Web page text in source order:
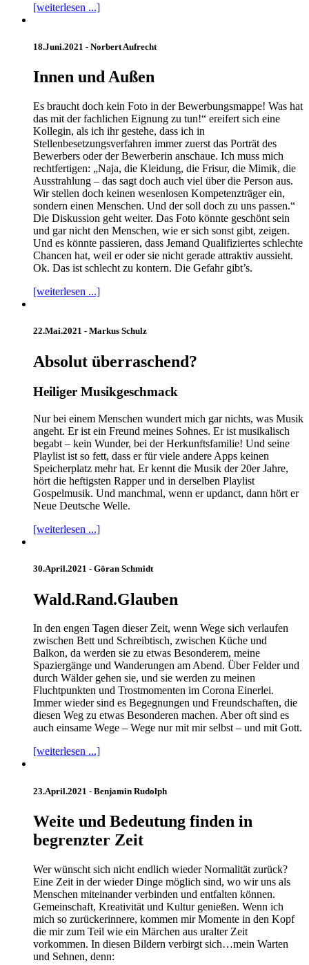
[weiterlesen ...]
18.Juni.2021 - Norbert Aufrecht
Innen und Außen
Es braucht doch kein Foto in der Bewerbungsmappe! Was hat
das mit der fachlichen Eignung zu tun!“ ereifert sich eine
Kollegin, als ich ihr gestehe, dass ich in
Stellenbesetzungsverfahren immer zuerst das Porträt des
Bewerbers oder der Bewerberin anschaue. Ich muss mich
rechtfertigen: „Naja, die Kleidung, die Frisur, die Mimik, die
Ausstrahlung – das sagt doch auch viel über die Person aus.
Wir stellen doch keinen wesenlosen Kompetenzträger ein,
sondern einen Menschen. Und der soll doch zu uns passen.“
Die Diskussion geht weiter. Das Foto könnte geschönt sein
und gar nicht den Menschen, wie er sich sonst gibt, zeigen.
Und es könnte passieren, dass Jemand Qualifiziertes schlechte
Chancen hat, weil er oder sie nicht gerade attraktiv aussieht.
Ok. Das ist schlecht zu kontern. Die Gefahr gibt’s.
[weiterlesen ...]
22.Mai.2021 - Markus Schulz
Absolut überraschend?
Heiliger Musikgeschmack
Nur bei einem Menschen wundert mich gar nichts, was Musik
angeht. Er ist ein Freund meines Sohnes. Er ist musikalisch
begabt – kein Wunder, bei der Herkunftsfamilie! Und seine
Playlist ist so fett, dass er für viele andere Apps keinen
Speicherplatz mehr hat. Er kennt die Musik der 20er Jahre,
hört die heftigsten Rapper und in derselben Playlist
Gospelmusik. Und manchmal, wenn er updanct, dann hört er
Neue Deutsche Welle.
[weiterlesen ...]
30.April.2021 - Göran Schmidt
Wald.Rand.Glauben
In den engen Tagen dieser Zeit, wenn Wege sich verlaufen
zwischen Bett und Schreibtisch, zwischen Küche und
Balkon, da werden sie zu etwas Besonderem, meine
Spaziergänge und Wanderungen am Abend. Über Felder und
durch Wälder gehen sie, und sie werden zu meinen
Fluchtpunkten und Trostmomenten im Corona Einerlei.
Immer wieder sind es Begegnungen und Freundschaften, die
diesen Weg zu etwas Besonderen machen. Aber oft sind es
auch einsame Wege – Wege nur mit mir selbst – und mit Gott.
[weiterlesen ...]
23.April.2021 - Benjamin Rudolph
Weite und Bedeutung finden in
begrenzter Zeit
Wer wünscht sich nicht endlich wieder Normalität zurück?
Eine Zeit in der wieder Dinge möglich sind, wo wir uns als
Menschen miteinander verbinden und entfalten können.
Gemeinschaft, Kreativität und Kultur genießen. Wenn ich
mich so zurückerinnere, kommen mir Momente in den Kopf
die mir zum Teil wie ein Märchen aus uralter Zeit
vorkommen. In diesen Bildern verbirgt sich…mein Warten
und Sehnen, denn: